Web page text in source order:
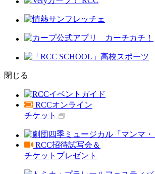
閉じる
RCCオンライン
チケット
RCC招待試写会＆
チケットプレゼント